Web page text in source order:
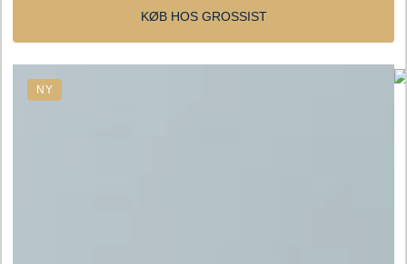
KØB HOS GROSSIST
NY